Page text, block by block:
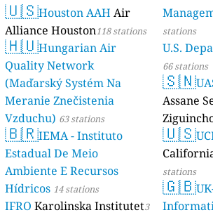
🇺🇸Houston AAH Air
Alliance Houston118 stations
🇭🇺Hungarian Air
Quality Network
(Maďarský Systém Na
Meranie Znečistenia
Vzduchu) 63 stations
🇧🇷IEMA - Instituto
Estadual De Meio
Ambiente E Recursos
Hídricos 14 stations
IFRO Karolinska Institutet3
stations
U.S.
66 stations
🇸🇳
Assane
🇺🇸
stations
🇬🇧